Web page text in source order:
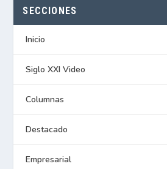
SECCIONES
Inicio
Siglo XXI Video
Columnas
Destacado
Empresarial